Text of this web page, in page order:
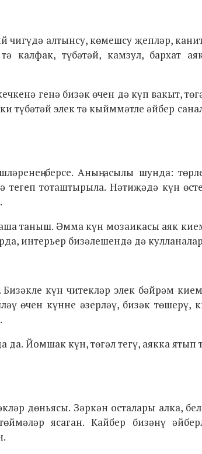
чигүдә алтынсу, көмешсу җепләр,
калфак, түбәтәй, камзул, бархат
генә бизәк өчен дә күп вакыт,
түбәтәй элек тә кыйммәтле әйбер
берсе. Аның асылы шунда:
тегеп тоташтырыла. Нәтиҗәдә күн
таныш. Әмма күн мозаикасы аяк
интерьер бизәлешендә дә
Бизәкле күн читекләр элек бәйрәм
өчен күнне әзерләү, бизәк төшерү,
да. Йомшак күн, төгәл тегү, аякка
дөньясы. Зәркән осталары алка,
ясаган. Кайбер бизәнү